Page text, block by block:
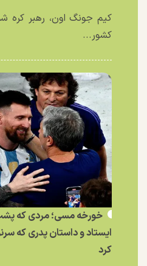
کیم جونگ اون، رهبر کره
کشور...
خورخه مسی؛ مردی که
ایستاد و داستان پدری که
کرد